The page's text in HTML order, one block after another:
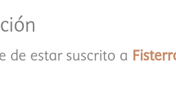
de estar suscrito a